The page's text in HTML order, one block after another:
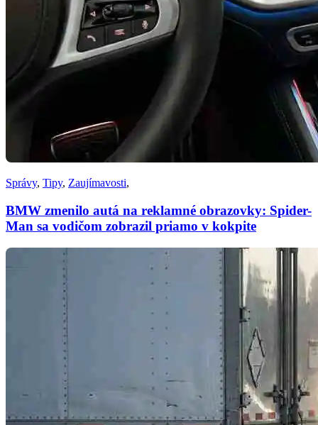
Správy, Tipy, Zaujímavosti,
BMW zmenilo autá na reklamné obrazovky: Spider-
Man sa vodičom zobrazil priamo v kokpite